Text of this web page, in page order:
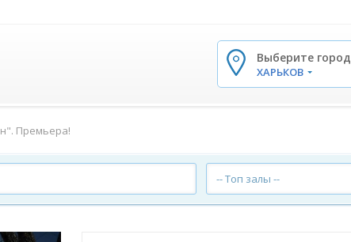
Выберите город
ХАРЬКОВ
Премьера!
-- Топ залы --